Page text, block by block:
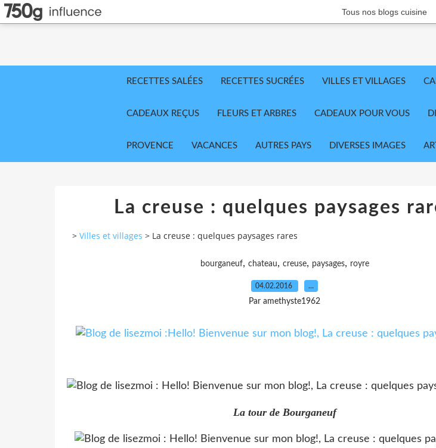
Tous nos blogs cuisine
RECETTES SALÉES RECETTES SUCRÉES VILLES ET VILLAGES
CADEAUX REÇUS FLEURS ET ARBRES CADEAUX POUR VOUS
PROVENCE VACANCES AUTRES PAYS DIVERSES IMAGES
La creuse : quelques paysages
> Villes et villages > La creuse : quelques paysages rares
bourganeuf, chateau, creuse, paysages, royre
04.02.2016 …
Par amethyste1962
La tour de Bourganeuf